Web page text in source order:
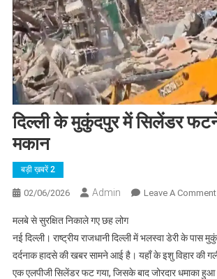
दिल्ली के मुकुंदपुर में सिलेंडर
मकान
बड़ी ख़बरें 2
02/06/2026 Admin Leave A Comment
मलबे से सुरक्षित निकाले गए छह लोग
नई दिल्ली। राष्ट्रीय राजधानी दिल्ली में भलस्वा डेरी के पास
दर्दनाक हादसे की खबर सामने आई है। यहाँ के इशु विहार की
एक एलपीजी सिलेंडर फट गया, जिसके बाद जोरदार धमाका